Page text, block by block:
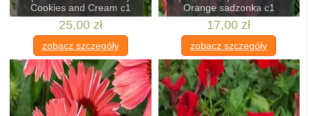
Cookies and Cream c1
25,00 zł
zobacz szczegóły
Orange sadzonka c1
17,00 zł
zobacz szczegóły